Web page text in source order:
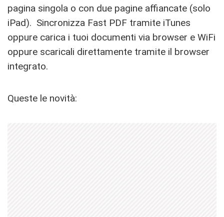
pagina singola o con due pagine affiancate (solo
iPad). Sincronizza Fast PDF tramite iTunes
oppure carica i tuoi documenti via browser e WiFi
oppure scaricali direttamente tramite il browser
integrato.
Queste le novità: